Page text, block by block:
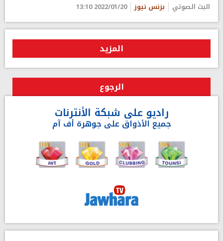
البث الصوتي بزنس نيوز 2022/01/20 13:10
المزيد
الرجوع
راديو على شبكة الأنترنات
جميع الأذواق على جوهرة أف آم